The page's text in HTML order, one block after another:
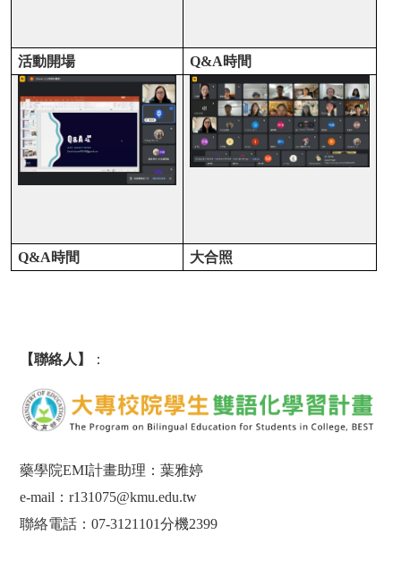
活動開場 Q&A時間
Q&A時間 大合照
【聯絡人】 ：
藥學院EMI計畫助理：葉雅婷
e-mail ：r131075@kmu.edu.tw
聯絡電話：07-3121101分機2399